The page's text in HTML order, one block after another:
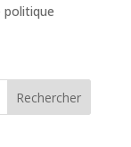
politique
Rechercher